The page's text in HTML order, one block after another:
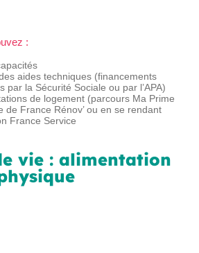
:
aides techniques (financements
par la Sécurité Sociale ou par l’APA)
de logement (parcours Ma Prime
de France Rénov’ ou en se rendant
France Service
vie : alimentation